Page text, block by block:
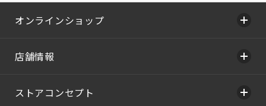
オンラインショップ
店舗情報
ストアコンセプト